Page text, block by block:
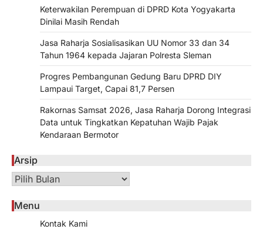
Keterwakilan Perempuan di DPRD Kota Yogyakarta
Dinilai Masih Rendah
Jasa Raharja Sosialisasikan UU Nomor 33 dan 34
Tahun 1964 kepada Jajaran Polresta Sleman
Progres Pembangunan Gedung Baru DPRD DIY
Lampaui Target, Capai 81,7 Persen
Rakornas Samsat 2026, Jasa Raharja Dorong Integrasi
Data untuk Tingkatkan Kepatuhan Wajib Pajak
Kendaraan Bermotor
Arsip
Arsip
Menu
Kontak Kami